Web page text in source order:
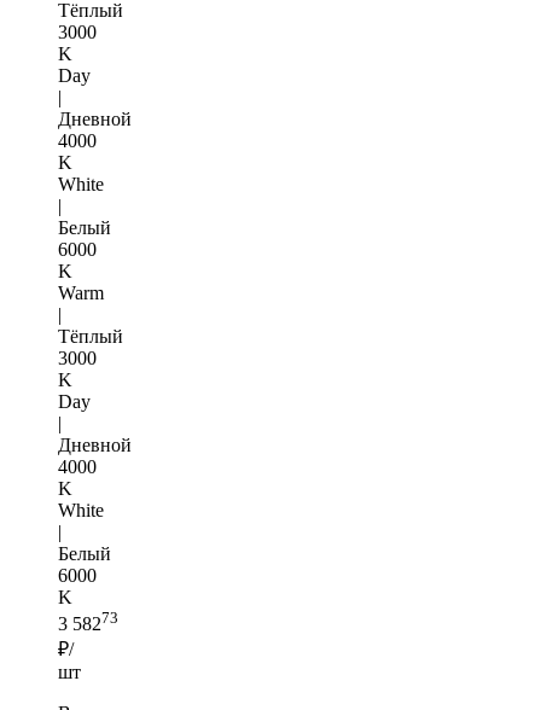
Тёплый
3000
K
Day
|
Дневной
4000
K
White
|
Белый
6000
K
Warm
|
Тёплый
3000
K
Day
|
Дневной
4000
K
White
|
Белый
6000
K
3 58273
₽/
шт